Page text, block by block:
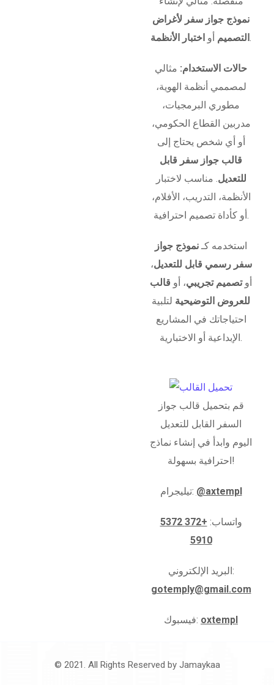
نموذج جواز سفر لأغراض
التصميم أو اختبار الأنظمة .
حالات الاستخدام: مثالي
لمصممي أنظمة الهوية،
مطوري البرمجيات،
مدربين القطاع الحكومي،
أو أي شخص يحتاج إلى
قالب جواز سفر قابل
للتعديل. مناسب لاختبار
الأنظمة، التدريب، الأفلام،
أو كأداة تصميم احترافية.
استخدمه كـنموذج جواز
سفر رسمي قابل للتعديل،
أوتصميم تجريبي، أو قالب
للعروض التوضيحية لتلبية
احتياجاتك في المشاريع
الإبداعية أو الاختبارية.
قم بتحميل قالب جواز
السفر القابل للتعديل
اليوم وابدأ في إنشاء نماذج
احترافية بسهولة!
تيليجرام: @axtempl
واتساب:
+372 5372
5910
البريد الإلكتروني:
gotemply@gmail.com
فيسبوك: oxtempl
© 2021. All Rights Reserved by Jamaykaa